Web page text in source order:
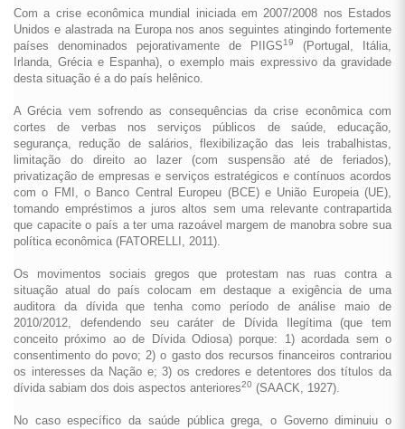
Com a crise econômica mundial iniciada em 2007/2008 nos Estados
Unidos e alastrada na Europa nos anos seguintes atingindo fortemente
países denominados pejorativamente de PIIGS19
(Portugal, Itália,
Irlanda, Grécia e Espanha), o exemplo mais expressivo da gravidade
desta situação é a do país helênico.
A Grécia vem sofrendo as consequências da crise econômica com
cortes de verbas nos serviços públicos de saúde, educação,
segurança, redução de salários, flexibilização das leis trabalhistas,
limitação do direito ao lazer (com suspensão até de feriados),
privatização de empresas e serviços estratégicos e contínuos acordos
com o FMI, o Banco Central Europeu (BCE) e União Europeia (UE),
tomando empréstimos a juros altos sem uma relevante contrapartida
que capacite o país a ter uma razoável margem de manobra sobre sua
política econômica (FATORELLI, 2011).
Os movimentos sociais gregos que protestam nas ruas contra a
situação atual do país colocam em destaque a exigência de uma
auditora da dívida que tenha como período de análise maio de
2010/2012, defendendo seu caráter de Dívida Ilegítima (que tem
conceito próximo ao de Dívida Odiosa) porque: 1) acordada sem o
consentimento do povo; 2) o gasto dos recursos financeiros contrariou
os interesses da Nação e; 3) os credores e detentores dos títulos da
dívida sabiam dos dois aspectos anteriores20 (SAACK, 1927).
No caso específico da saúde pública grega, o Governo diminuiu o